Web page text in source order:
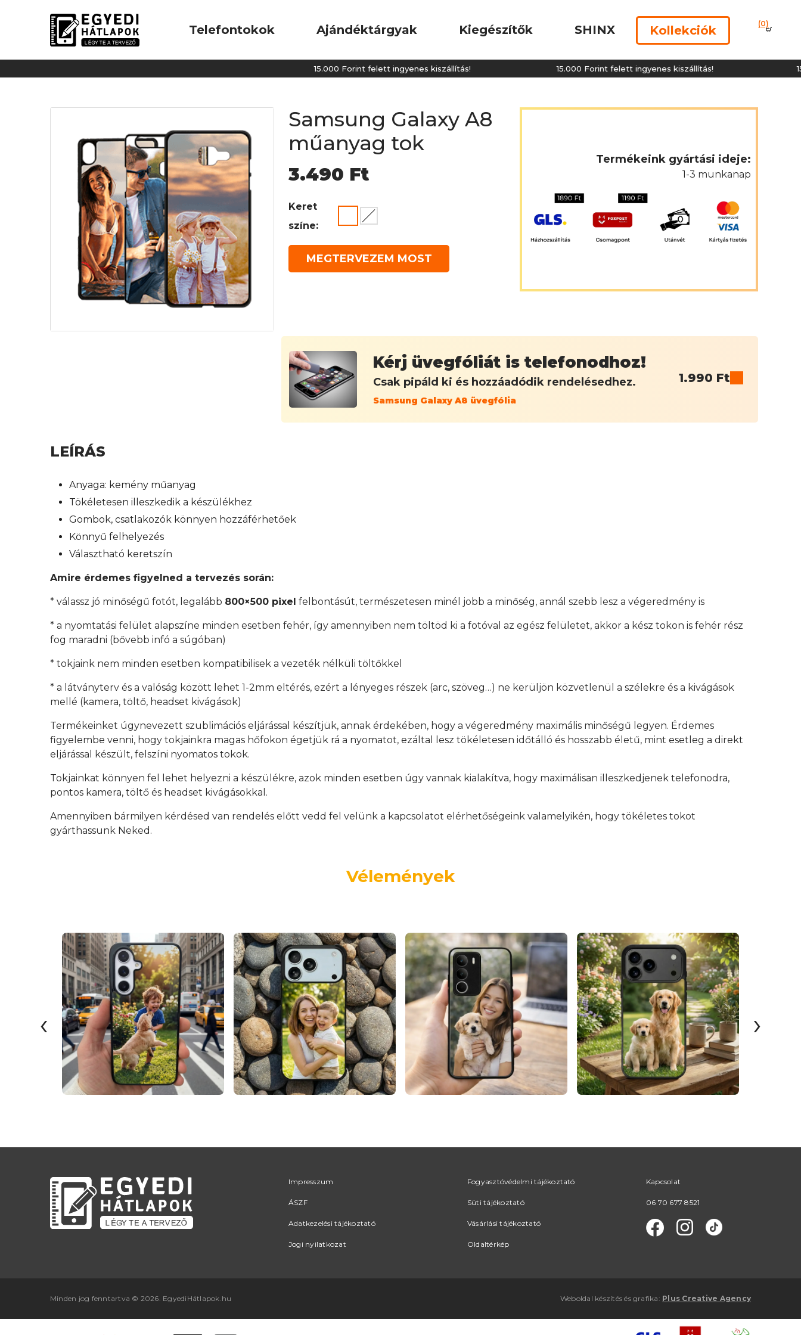
Telefontokok Ajándéktárgyak Kiegészítők SHINX Kollekciók (0)
15.000 Forint felett ingyenes kiszállítás! 15.000 Forint felett ingyenes kiszállítás!
Samsung Galaxy A8
műanyag tok
3.490 Ft
Keret
színe:
MEGTERVEZEM MOST
Termékeink gyártási ideje:
1-3 munkanap
Kérj üvegfóliát is telefonodhoz!
Csak pipáld ki és hozzáadódik rendelésedhez.
Samsung Galaxy A8 üvegfólia
1.990 Ft
LEÍRÁS
Anyaga: kemény műanyag
Tökéletesen illeszkedik a készülékhez
Gombok, csatlakozók könnyen hozzáférhetőek
Könnyű felhelyezés
Választható keretszín
Amire érdemes figyelned a tervezés során:
* válassz jó minőségű fotót, legalább 800×500 pixel felbontásút, természetesen minél jobb a minőség, annál szebb lesz a végeredmény is
* a nyomtatási felület alapszíne minden esetben fehér, így amennyiben nem töltöd ki a fotóval az egész felületet, akkor a kész tokon is fehér rész
fog maradni (bővebb infó a súgóban)
* tokjaink nem minden esetben kompatibilisek a vezeték nélküli töltőkkel
* a látványterv és a valóság között lehet 1-2mm eltérés, ezért a lényeges részek (arc, szöveg…) ne kerüljön közvetlenül a szélekre és a kivágások
mellé (kamera, töltő, headset kivágások)
Termékeinket úgynevezett szublimációs eljárással készítjük, annak érdekében, hogy a végeredmény maximális minőségű legyen. Érdemes
figyelembe venni, hogy tokjainkra magas hőfokon égetjük rá a nyomatot, ezáltal lesz tökéletesen időtálló és hosszabb életű, mint esetleg a direkt
eljárással készült, felszíni nyomatos tokok.
Tokjainkat könnyen fel lehet helyezni a készülékre, azok minden esetben úgy vannak kialakítva, hogy maximálisan illeszkedjenek telefonodra,
pontos kamera, töltő és headset kivágásokkal.
Amennyiben bármilyen kérdésed van rendelés előtt vedd fel velünk a kapcsolatot elérhetőségeink valamelyikén, hogy tökéletes tokot
gyárthassunk Neked.
Vélemények
‹ ›
Impresszum
ÁSZF
Adatkezelési tájékoztató
Jogi nyilatkozat
Fogyasztóvédelmi tájékoztató
Süti tájékoztató
Vásárlási tájékoztató
Oldaltérkép
Kapcsolat
06 70 677 8521
Minden jog fenntartva © 2026. EgyediHátlapok.hu Weboldal készítés ésgrafika : Plus Creative Agency